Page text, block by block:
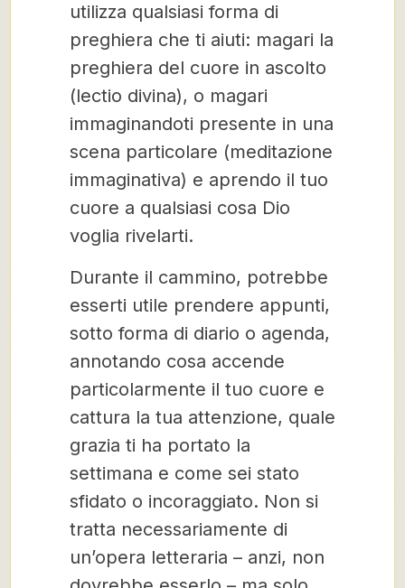
utilizza qualsiasi forma di
preghiera che ti aiuti: magari la
preghiera del cuore in ascolto
(lectio divina), o magari
immaginandoti presente in una
scena particolare (meditazione
immaginativa) e aprendo il tuo
cuore a qualsiasi cosa Dio
voglia rivelarti.
Durante il cammino, potrebbe
esserti utile prendere appunti,
sotto forma di diario o agenda,
annotando cosa accende
particolarmente il tuo cuore e
cattura la tua attenzione, quale
grazia ti ha portato la
settimana e come sei stato
sfidato o incoraggiato. Non si
tratta necessariamente di
un’opera letteraria – anzi, non